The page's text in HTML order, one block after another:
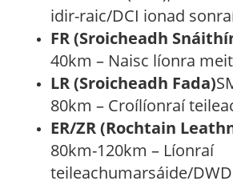
idir-raic/DCI ionad
FR (Sroicheadh
40km – Naisc líonra
LR (Sroicheadh ​​Fada)
80km – Croílíonraí
ER/ZR (Rochtain
80km-120km – Líonraí
teileachumarsáide/